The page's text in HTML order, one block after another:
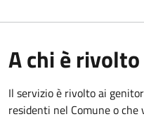
A chi è rivolto
Il servizio è rivolto ai
residenti nel Comune o che